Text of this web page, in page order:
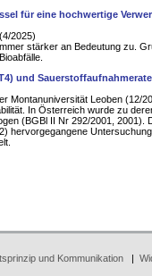
für eine hochwertige
2025)
stärker an Bedeutung zu.
und
Montanuniversität Leoben (12/
In Österreich wurde zu
(BGBl II Nr 292/2001, 2001).
hervorgegangene
und Kommunikation|